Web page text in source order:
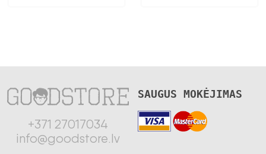
+371 27017034
info@goodstore.lv
SAUGUS MOKĖJIMAS